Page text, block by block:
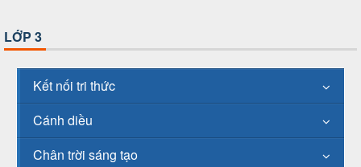
LỚP 3
Kết nối tri thức
Cánh diều
Chân trời sáng tạo